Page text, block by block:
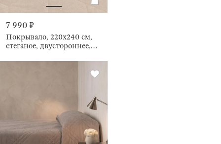
7 990 ₽
Покрывало, 220х240 см,
стеганое, двустороннее,